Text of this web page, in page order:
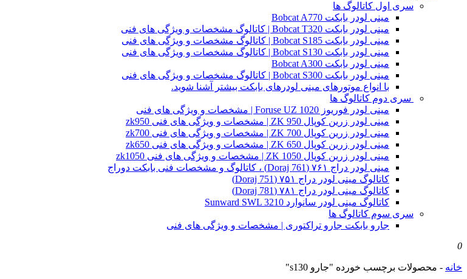
سری اول کاتالوگ ها
مینی لودر بابکت Bobcat A770
مینی لودر بابکت Bobcat T320 | کاتالوگ مشخصات و ویژگی های فنی
مینی لودر بابکت Bobcat S185 | کاتالوگ مشخصات و ویژگی های فنی
مینی لودر بابکت Bobcat S130 | کاتالوگ مشخصات و ویژگی های فنی
مینی لودر بابکت Bobcat A300
مینی لودر بابکت Bobcat S300 | کاتالوگ مشخصات و ویژگی های فنی
با انواع موتورهای مینی لودرهای بابکت بیشتر آشنا شوید.
سری دوم کاتالوگ ها
مینی لودر فوریوز Foruse UZ 1020 | مشخصات و ویژگی های فنی
مینی لودر زرین کوپال ZK 950 | مشخصات و ویژگی های فنی zk950
مینی لودر زرین کوپال ZK 700 | مشخصات و ویژگی های فنی zk700
مینی لودر زرین کوپال ZK 650 | مشخصات و ویژگی های فنی zk650
مینی لودر زرین کوپال ZK 1050 | مشخصات و ویژگی های فنی zk1050
مینی لودر دراج ۷۶۱ (Doraj 761) ، کاتالوگ و مشخصات فنی بابکت دوراج
کاتالوگ مینی لودر دراج ۷۵۱ (Doraj 751)
کاتالوگ مینی لودر دراج ۷۸۱ (Doraj 781)
کاتالوگ مینی لودر سانوارد Sunward SWL 3210
سری سوم کاتالوگ ها
جارو بابکت جارو تراکتوری | مشخصات و ویژگی های فنی
0
خانه - محصولات برچسب خورده "جارو s130"